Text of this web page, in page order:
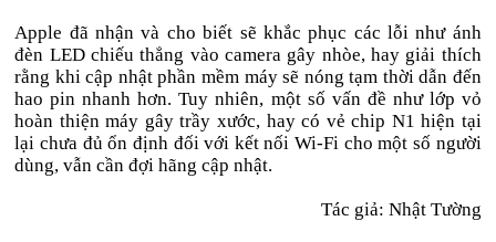
Apple đã nhận và cho biết sẽ khắc phục các lỗi như ánh
đèn LED chiếu thẳng vào camera gây nhòe, hay giải thích
rằng khi cập nhật phần mềm máy sẽ nóng tạm thời dẫn đến
hao pin nhanh hơn. Tuy nhiên, một số vấn đề như lớp vỏ
hoàn thiện máy gây trầy xước, hay có vẻ chip N1 hiện tại
lại chưa đủ ổn định đối với kết nối Wi-Fi cho một số người
dùng, vẫn cần đợi hãng cập nhật.
Tác giả: Nhật Tường